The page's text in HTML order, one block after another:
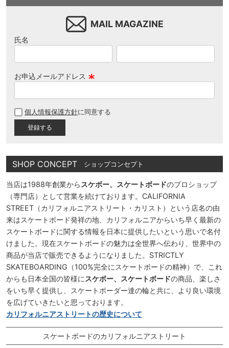
MAIL MAGAZINE
氏名
お申込メールアドレス
須
個人情報保護方針に同意する
SHOP CONCEPT ショップコンセプト
当店は1988年創業から スケボー、スケートボードのプロショップ
（専門店）として営業を続けております。CALIFORNIA
STREET（カリフォルニアストリート・カリスト）という店名の由
来はスケートボード発祥の地、カリフォルニアからいち早く最新の
スケートボードに関する情報を日本に提供したいという思いで名付
けました。現在スケートボードの魅力は全世界へ伝わり、世界中の
商品が当店で販売できるようになりました。STRICTLY
SKATEBOARDING（100%完全にスケートボードの精神）で、これ
からも日本全国の皆様に スケボー、スケートボードの商品、楽しさ
をいち早く提供し、スケートボーダー達の輪と共に、より良い環境
を広げていきたいと思っております。
カリフォルニアストリートの歴史について
スケートボードのカリフォルニアストリート